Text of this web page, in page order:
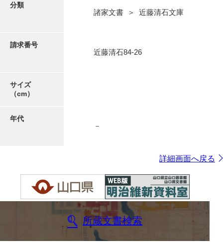
6ページ
分類
諸家文書 ＞ 近藤清石文庫
請求番号
近藤清石84-26
サイズ
（cm）
年代
－
詳細画面へ戻る
所蔵文書検索